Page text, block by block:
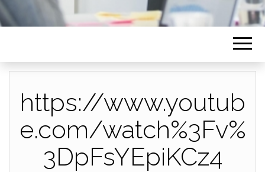
https://www.youtub
e.com/watch%3Fv%
3DpFsYEpiKCz4